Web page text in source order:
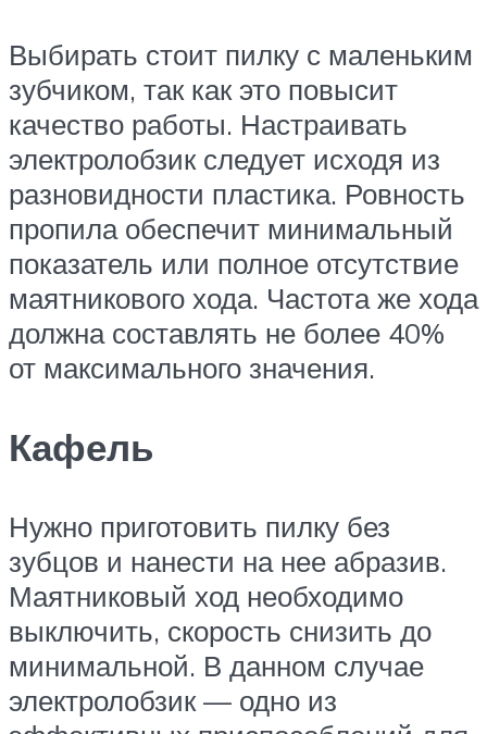
Выбирать стоит пилку с маленьким
зубчиком, так как это повысит
качество работы. Настраивать
электролобзик следует исходя из
разновидности пластика. Ровность
пропила обеспечит минимальный
показатель или полное отсутствие
маятникового хода. Частота же хода
должна составлять не более 40%
от максимального значения.
Кафель
Нужно приготовить пилку без
зубцов и нанести на нее абразив.
Маятниковый ход необходимо
выключить, скорость снизить до
минимальной. В данном случае
электролобзик — одно из